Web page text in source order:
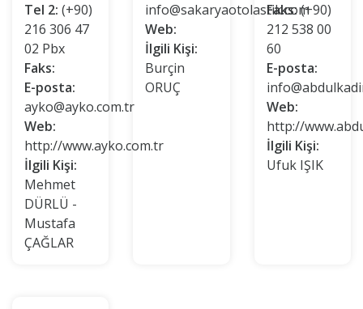
Tel 2: (+90)
216 306 47
02 Pbx
Faks:
E-posta:
ayko@ayko.com.tr
Web:
http://www.ayko.com.tr
İlgili Kişi:
Mehmet
DÜRLÜ -
Mustafa
ÇAĞLAR
info@sakaryaotolastik.com
Web:
İlgili Kişi:
Burçin
ORUÇ
Faks:(+90)
212 538 00
60
E-posta:
Web:
http://
İlgili Kişi:
Ufuk IŞIK